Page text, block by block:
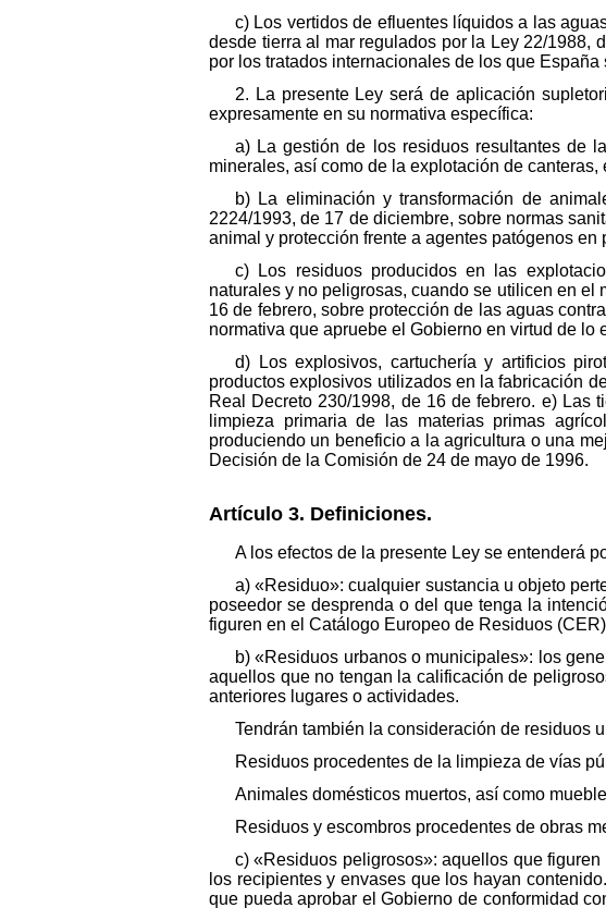
c) Los vertidos de efluentes líquidos a las
desde tierra al mar regulados por la Ley 22/1988,
por los tratados internacionales de los que España
2. La presente Ley será de aplicación
expresamente en su normativa específica:
a) La gestión de los residuos resultantes de
minerales, así como de la explotación de
b) La eliminación y transformación de
2224/1993, de 17 de diciembre, sobre normas
animal y protección frente a agentes patógenos en
c) Los residuos producidos en las
naturales y no peligrosas, cuando se utilicen en
16 de febrero, sobre protección de las aguas
normativa que apruebe el Gobierno en virtud de
d) Los explosivos, cartuchería y artificios
productos explosivos utilizados en la fabricación
Real Decreto 230/1998, de 16 de febrero. e) Las
limpieza primaria de las materias primas
produciendo un beneficio a la agricultura o una
Decisión de la Comisión de 24 de mayo de 1996.
Artículo 3. Definiciones.
A los efectos de la presente Ley se entenderá
a) «Residuo»: cualquier sustancia u objeto
poseedor se desprenda o del que tenga la
figuren en el Catálogo Europeo de Residuos
b) «Residuos urbanos o municipales»: los
aquellos que no tengan la calificación de
anteriores lugares o actividades.
Tendrán también la consideración de residuos
Residuos procedentes de la limpieza de vías
Animales domésticos muertos, así como
Residuos y escombros procedentes de obras
c) «Residuos peligrosos»: aquellos que
los recipientes y envases que los hayan
que pueda aprobar el Gobierno de conformidad